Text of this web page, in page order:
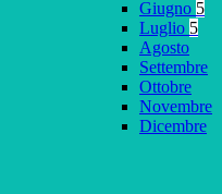
Giugno 5
Luglio 5
Agosto
Settembre
Ottobre
Novembre
Dicembre